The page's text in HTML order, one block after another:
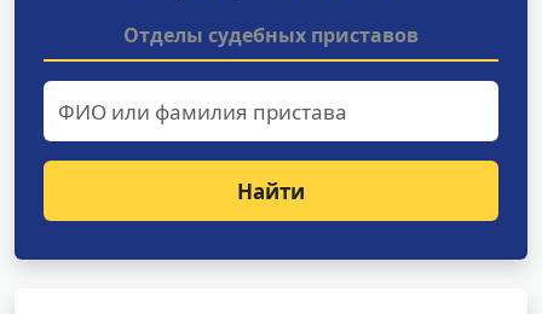
Отделы судебных приставов
Найти